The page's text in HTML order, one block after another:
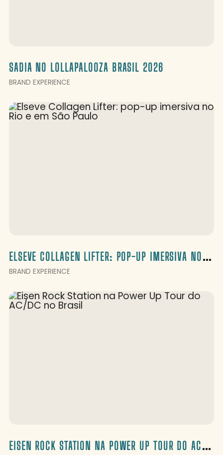
SADIA NO LOLLAPALOOZA BRASIL 2026
BRAND EXPERIENCE
E
LSEVE COLLAGEN LIFTER: POP-UP IMERSIVA NO RIO E EM SÃO PAULO
BRAND EXPERIENCE
E
ISEN ROCK STATION NA POWER UP TOUR DO AC/DC NO BRASIL